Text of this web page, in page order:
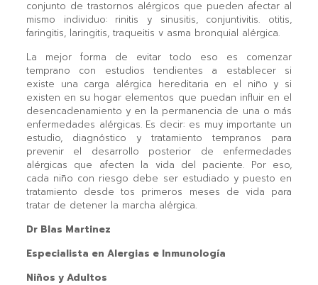
conjunto de trastornos alérgicos que pueden afectar al
mismo individuo: rinitis y sinusitis, conjuntivitis. otitis,
faringitis, laringitis, traqueitis v asma bronquial alérgica.
La mejor forma de evitar todo eso es comenzar
temprano con estudios tendientes a establecer si
existe una carga alérgica hereditaria en el niño y si
existen en su hogar elementos que puedan influir en el
desencadenamiento y en la permanencia de una o más
enfermedades alérgicas. Es decir: es muy importante un
estudio, diagnóstico y tratamiento tempranos para
prevenir el desarrollo posterior de enfermedades
alérgicas que afecten la vida del paciente. Por eso,
cada niño con riesgo debe ser estudiado y puesto en
tratamiento desde tos primeros meses de vida para
tratar de detener la marcha alérgica.
Dr Blas Martinez
Especialista en Alergias e Inmunología
Niños y Adultos